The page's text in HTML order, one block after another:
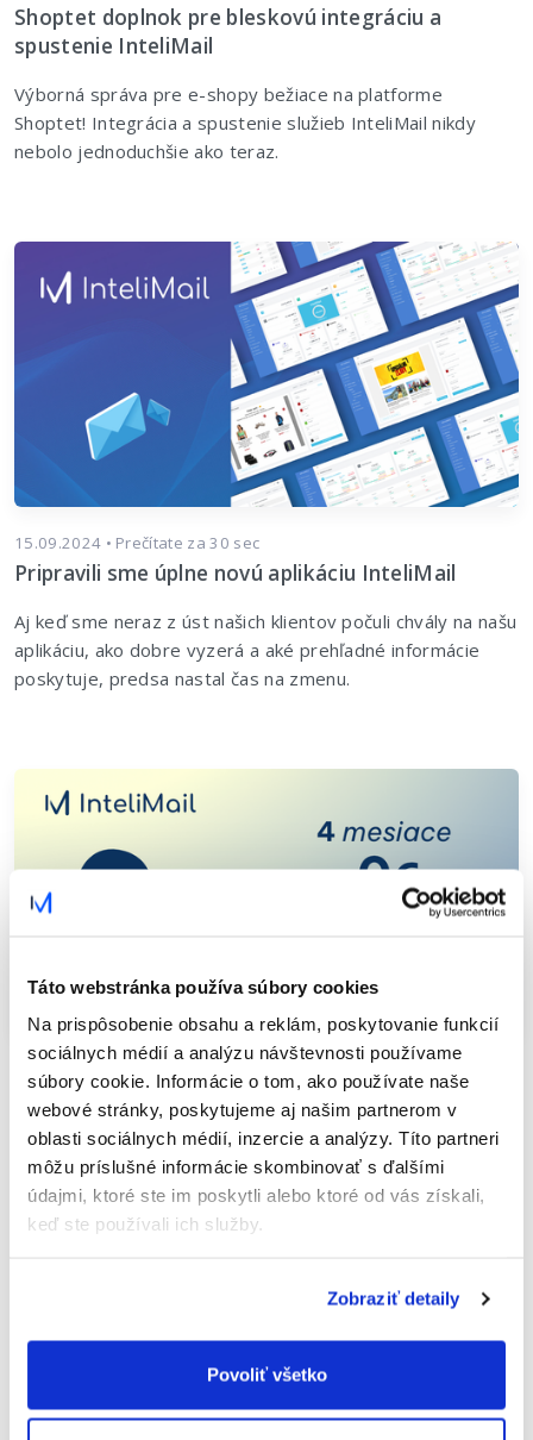
Táto webstránka používa súbory cookies
Na prispôsobenie obsahu a reklám, poskytovanie funkcií
sociálnych médií a analýzu návštevnosti používame
súbory cookie. Informácie o tom, ako používate naše
webové stránky, poskytujeme aj našim partnerom v
oblasti sociálnych médií, inzercie a analýzy. Títo partneri
môžu príslušné informácie skombinovať s ďalšími
údajmi, ktoré ste im poskytli alebo ktoré od vás získali,
keď ste používali ich služby.
Zobraziť detaily
Povoliť všetko
Shoptet doplnok pre bleskovú integráciu a
spustenie InteliMail
Výborná správa pre e-shopy bežiace na platforme
Shoptet! Integrácia a spustenie služieb InteliMail nikdy
nebolo jednoduchšie ako teraz.
15.09.2024 • Prečítate za 30 sec
Pripravili sme úplne novú aplikáciu InteliMail
Aj keď sme neraz z úst našich klientov počuli chvály na našu
aplikáciu, ako dobre vyzerá a aké prehľadné informácie
poskytuje, predsa nastal čas na zmenu.
19.09.2023 • Prečítate za 1 min 45 sec
InteliMail pumpuje objednávky do Shoptet e-
shopov celé 4 mesiace zadarmo
Mnoho e-shopov čaká na najhlavnejšiu sezónu v roku aby
sa nadýchli. Pandémia, vojna, energetická kríza, inflácia,
nárast ceny reklamy, klesajúci výkon kampaní, klesajúca
všetkými komplikáciami si v posledných rokoch prešiel
napumpovať poriadny kyslík.